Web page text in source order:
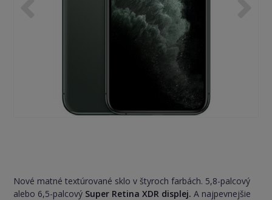
Nové matné textúrované sklo v štyroch farbách. 5,8-palcový
alebo 6,5-palcový Super Retina XDR displej. A najpevnejšie